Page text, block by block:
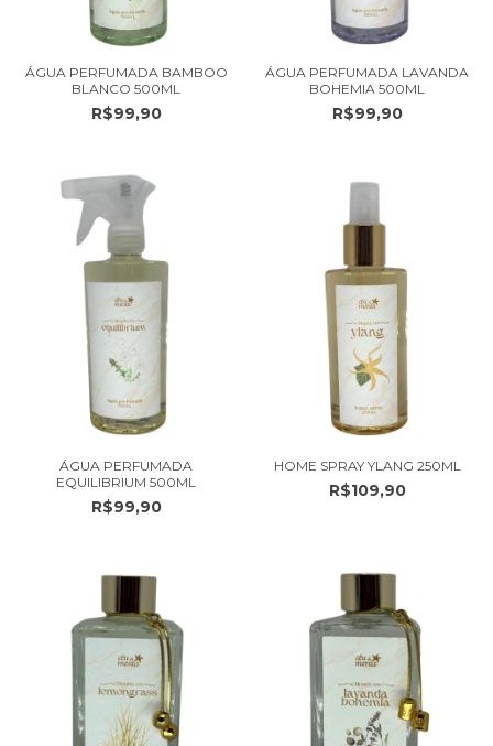
ÁGUA PERFUMADA BAMBOO
BLANCO 500ML
R$99,90
ÁGUA PERFUMADA LAVANDA
BOHEMIA 500ML
R$99,90
ÁGUA PERFUMADA
EQUILIBRIUM 500ML
R$99,90
HOME SPRAY YLANG 250ML
R$109,90